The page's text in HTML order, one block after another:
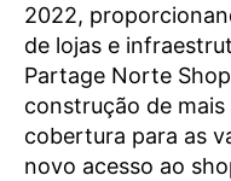
2022,
de lojas e
Partage Norte
construção de
cobertura para as
novo acesso ao